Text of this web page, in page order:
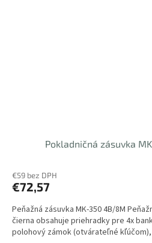
Pokladničná zásuvka
€59 bez DPH
€72,57
Peňažná zásuvka MK-350 4B/8M
čierna obsahuje priehradky pre 4x
polohový zámok (otvárateľné kľúčom),